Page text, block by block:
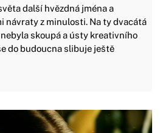
další hvězdná jména a
návraty z minulosti. Na ty dvacátá
skoupá a ústy kreativního
do budoucna slibuje ještě